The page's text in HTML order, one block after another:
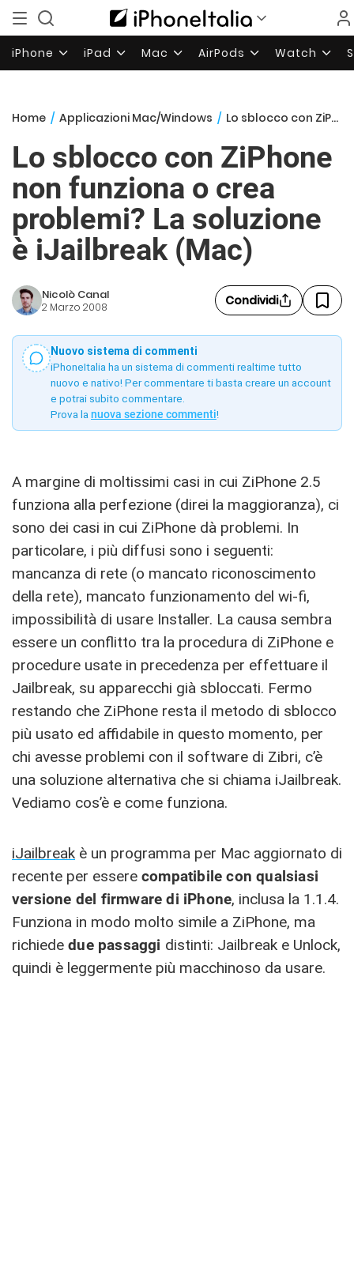
iPhone iPad Mac AirPods Watch
Home / Applicazioni Mac/Windows / Lo sblocco con ZiPhone non funziona o crea problemi? La soluzione è iJailbreak (Mac)
Lo sblocco con ZiPhone
non funziona o crea
problemi? La soluzione
è iJailbreak (Mac)
Nicolò Canal
2 Marzo 2008 Condividi
Nuovo sistema di commenti
iPhoneItalia ha un sistema di commenti realtime tutto
nuovo e nativo! Per commentare ti basta creare un account
e potrai subito commentare.
Prova la nuova sezione commenti!
A margine di moltissimi casi in cui ZiPhone 2.5
funziona alla perfezione (direi la maggioranza), ci
sono dei casi in cui ZiPhone dà problemi. In
particolare, i più diffusi sono i seguenti:
mancanza di rete (o mancato riconoscimento
della rete), mancato funzionamento del wi-fi,
impossibilità di usare Installer. La causa sembra
essere un conflitto tra la procedura di ZiPhone e
procedure usate in precedenza per effettuare il
Jailbreak, su apparecchi già sbloccati. Fermo
restando che ZiPhone resta il metodo di sblocco
più usato ed affidabile in questo momento, per
chi avesse problemi con il software di Zibri, c’è
una soluzione alternativa che si chiama iJailbreak.
Vediamo cos’è e come funziona.
iJailbreak è un programma per Mac aggiornato di
recente per essere compatibile con qualsiasi
versione del firmware di iPhone, inclusa la 1.1.4.
Funziona in modo molto simile a ZiPhone, ma
richiede due passaggi distinti: Jailbreak e Unlock,
quindi è leggermente più macchinoso da usare.